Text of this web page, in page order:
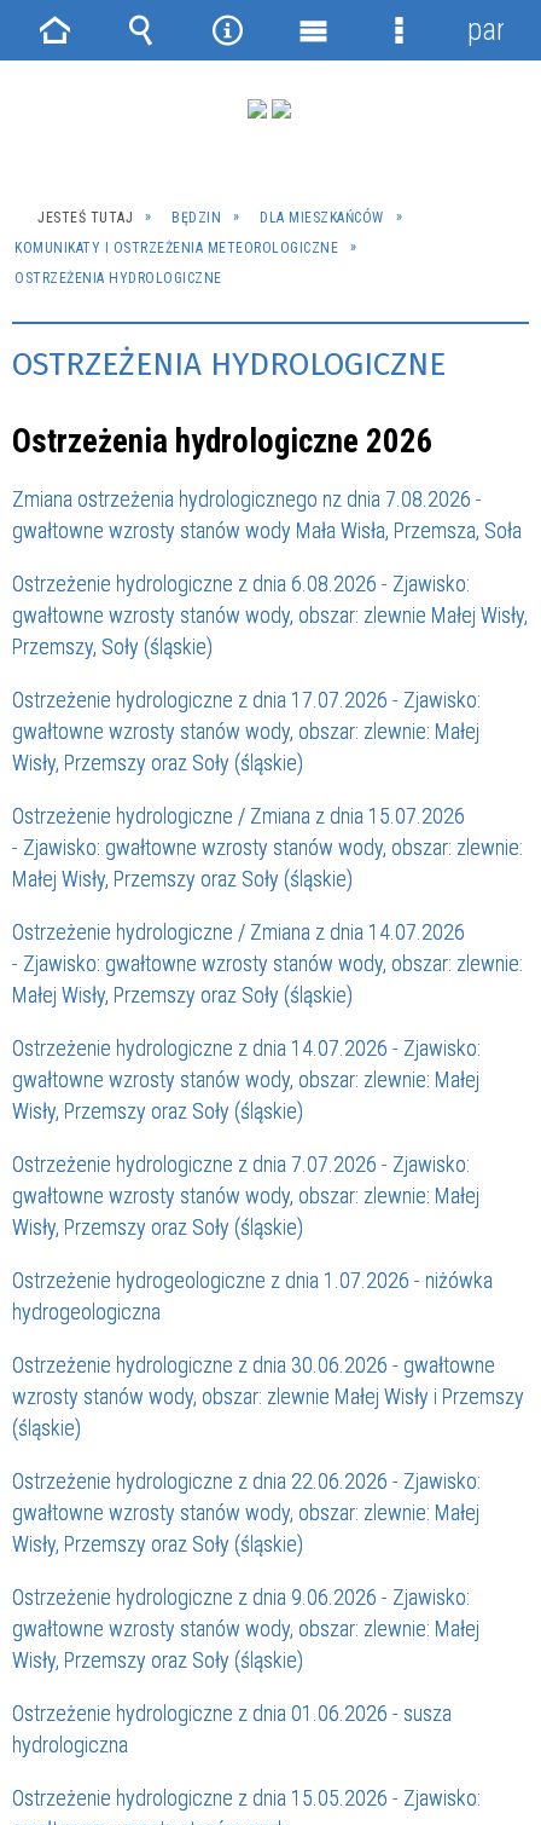
JESTEŚ TUTAJ BĘDZIN
DLA MIESZKAŃCÓW
KOMUNIKATY I OSTRZEŻENIA METEOROLOGICZNE
OSTRZEŻENIA HYDROLOGICZNE
OSTRZEŻENIA HYDROLOGICZNE
Ostrzeżenia hydrologiczne 2026
Zmiana ostrzeżenia hydrologicznego nz dnia 7.08.2026 -
gwałtowne wzrosty stanów wody Mała Wisła, Przemsza, Soła
Ostrzeżenie hydrologiczne z dnia 6.08.2026 - Zjawisko:
gwałtowne wzrosty stanów wody, obszar: zlewnie Małej Wisły,
Przemszy, Soły (śląskie)
Ostrzeżenie hydrologiczne z dnia 17.07.2026 - Zjawisko:
gwałtowne wzrosty stanów wody, obszar: zlewnie: Małej
Wisły, Przemszy oraz Soły (śląskie)
Ostrzeżenie hydrologiczne / Zmiana z dnia 15.07.2026
- Zjawisko: gwałtowne wzrosty stanów wody, obszar: zlewnie:
Małej Wisły, Przemszy oraz Soły (śląskie)
Ostrzeżenie hydrologiczne / Zmiana z dnia 14.07.2026
- Zjawisko: gwałtowne wzrosty stanów wody, obszar: zlewnie:
Małej Wisły, Przemszy oraz Soły (śląskie)
Ostrzeżenie hydrologiczne z dnia 14.07.2026 - Zjawisko:
gwałtowne wzrosty stanów wody, obszar: zlewnie: Małej
Wisły, Przemszy oraz Soły (śląskie)
Ostrzeżenie hydrologiczne z dnia 7.07.2026 - Zjawisko:
gwałtowne wzrosty stanów wody, obszar: zlewnie: Małej
Wisły, Przemszy oraz Soły (śląskie)
Ostrzeżenie hydrogeologiczne z dnia 1.07.2026 - niżówka
hydrogeologiczna
Ostrzeżenie hydrologiczne z dnia 30.06.2026 - gwałtowne
wzrosty stanów wody, obszar: zlewnie Małej Wisły i Przemszy
(śląskie)
Ostrzeżenie hydrologiczne z dnia 22.06.2026 - Zjawisko:
gwałtowne wzrosty stanów wody, obszar: zlewnie: Małej
Wisły, Przemszy oraz Soły (śląskie)
Ostrzeżenie hydrologiczne z dnia 9.06.2026 - Zjawisko:
gwałtowne wzrosty stanów wody, obszar: zlewnie: Małej
Wisły, Przemszy oraz Soły (śląskie)
Ostrzeżenie hydrologiczne z dnia 01.06.2026 - susza
hydrologiczna
Ostrzeżenie hydrologiczne z dnia 15.05.2026 - Zjawisko:
Strona Wyszukiwarka
NarzędziaMenu
Menu
panel